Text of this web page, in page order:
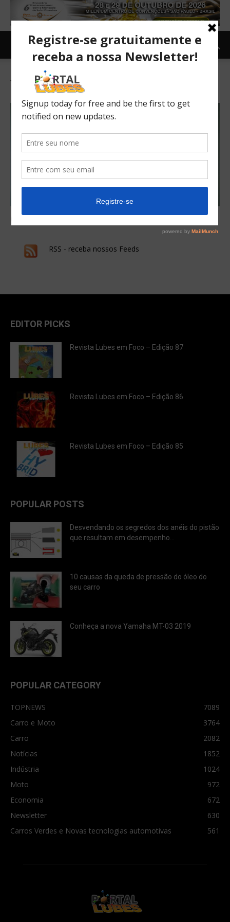
Tag: electric power generators
Choosing a rolling bearing grease
RSS - receba nossos Feeds
EDITOR PICKS
Revista Lubes em Foco – Edição 87
Revista Lubes em Foco – Edição 86
Revista Lubes em Foco – Edição 85
POPULAR POSTS
Desvendando os segredos dos anéis do pistão
que resultam em desempenho...
10 causas da queda de pressão do óleo do
seu carro
Conheça a nova Yamaha MT-03 2019
POPULAR CATEGORY
TOPNEWS
7089
Carro e Moto
3764
Carro
2082
Notícias
1852
Indústria
1024
Moto
972
Economia
672
Newsletter
630
Carros Verdes e Novas tecnologias automotivas
561